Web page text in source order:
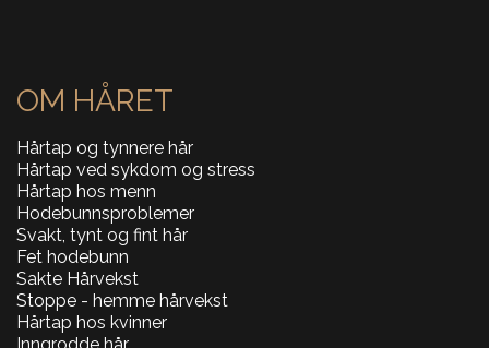
OM HÅRET
Hårtap og tynnere hår
Hårtap ved sykdom og stress
Hårtap hos menn
Hodebunnsproblemer
Svakt, tynt og fint hår
Fet hodebunn
Sakte Hårvekst
Stoppe - hemme hårvekst
Hårtap hos kvinner